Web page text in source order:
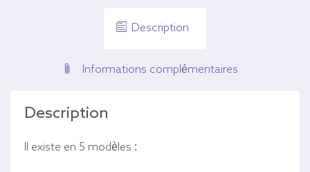
Description
Informations complémentaires
Description
Il existe en 5 modèles :